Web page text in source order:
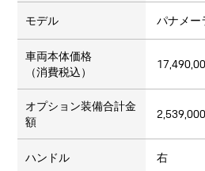
モデル パナメー
車両本体価格
（消費税込）
オプション装備合計金
額
ハンドル 右